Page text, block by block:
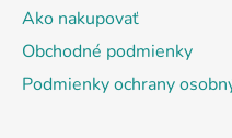
Ako nakupovať
Obchodné podmienky
Podmienky ochrany